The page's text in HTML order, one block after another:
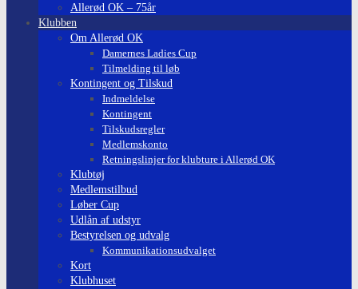
Allerød OK – 75år
Klubben
Om Allerød OK
Damernes Ladies Cup
Tilmelding til løb
Kontingent og Tilskud
Indmeldelse
Kontingent
Tilskudsregler
Medlemskonto
Retningslinjer for klubture i Allerød OK
Klubtøj
Medlemstilbud
Løber Cup
Udlån af udstyr
Bestyrelsen og udvalg
Kommunikationsudvalget
Kort
Klubhuset